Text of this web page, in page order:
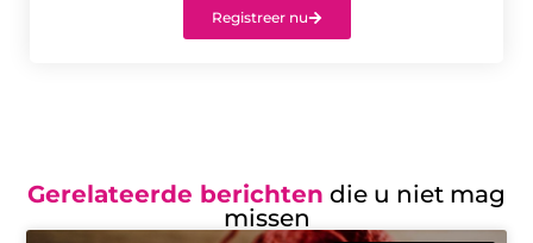
Registreer nu
Gerelateerde berichten die u niet mag
missen